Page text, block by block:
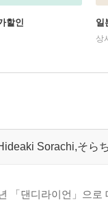
할인 일
상
Sorachi,そら
「댄디라이언」으